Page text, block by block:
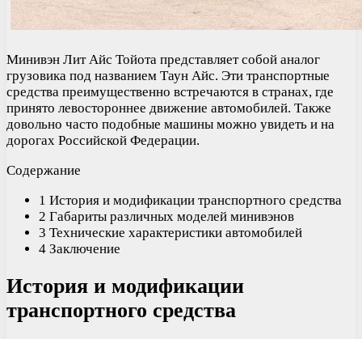
Минивэн Лит Айс Тойота представляет собой аналог
грузовика под названием Таун Айс. Эти транспортные
средства преимущественно встречаются в странах, где
принято левостороннее движение автомобилей. Также
довольно часто подобные машины можно увидеть и на
дорогах Российской Федерации.
Содержание
1 История и модификации транспортного средства
2 Габариты различных моделей минивэнов
3 Технические характеристики автомобилей
4 Заключение
История и модификации
транспортного средства